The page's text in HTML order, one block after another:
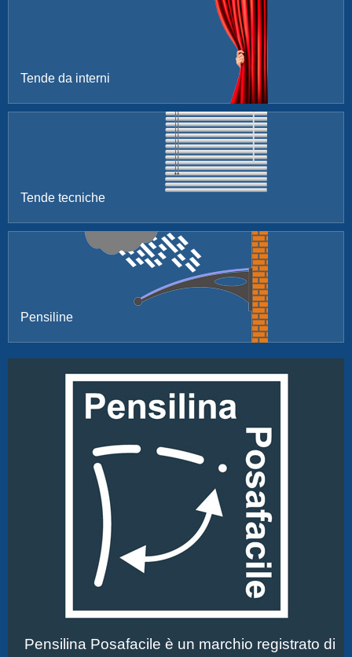
Tende da interni
Tende tecniche
Pensiline
Pensilina Posafacile è un marchio registrato di